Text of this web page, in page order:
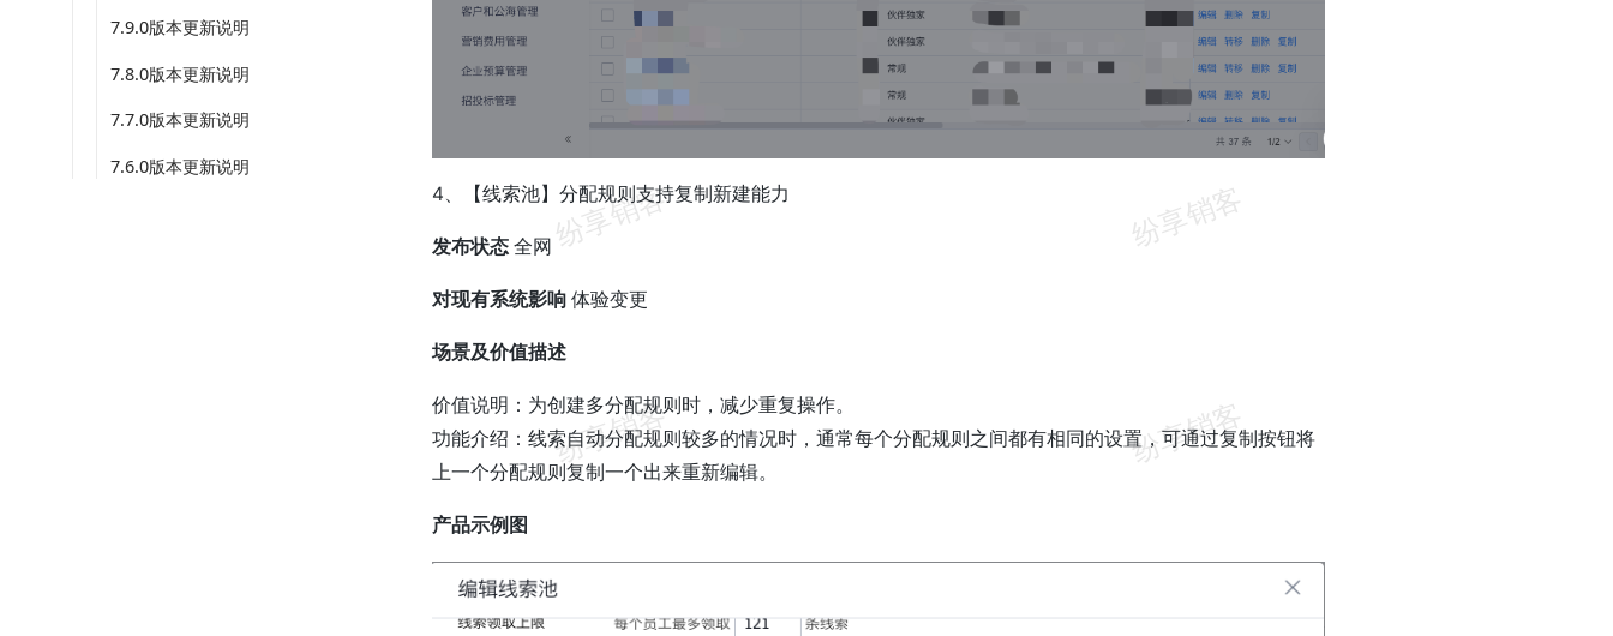
7.9.0版本更新说明
7.8.0版本更新说明
7.7.0版本更新说明
7.6.0版本更新说明
4、【线索池】分配规则支持复制新建能力
发布状态 全网
对现有系统影响 体验变更
场景及价值描述
价值说明：为创建多分配规则时，减少重复操作。
功能介绍：线索自动分配规则较多的情况时，通常每个分配规则之间都有相同的设置，可通过复制按钮将
上一个分配规则复制一个出来重新编辑。
产品示例图